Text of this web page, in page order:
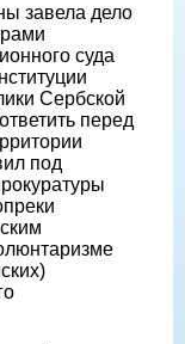
завела дело
суда
Сербской
перед
под